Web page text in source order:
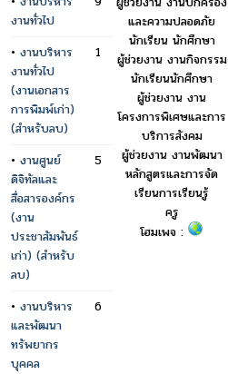
งานทั่วไป
• งานบริหาร
งานทั่วไป
(งานเอกสาร
การพิมพ์เก่า)
(สำหรับลบ)
1
• งานศูนย์
ดิจิทัลและ
สื่อสารองค์กร
(งาน
ประชาสัมพันธ์
เก่า) (สำหรับ
ลบ)
5
• งานบริหาร
และพัฒนา
ทรัพยากร
บุคคล
6
และความปลอดภัย
นักเรียน นักศึกษา
ผู้ช่วยงาน งานกิจกรรม
นักเรียนนักศึกษา
ผู้ช่วยงาน งาน
โครงการพิเศษและการ
บริการสังคม
ผู้ช่วยงาน งานพัฒนา
หลักสูตรและการจัด
เรียนการเรียนรู้
ครู
โฮมเพจ :